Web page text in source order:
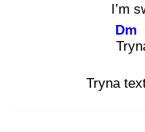
I’m
Try
Dm
Tryna